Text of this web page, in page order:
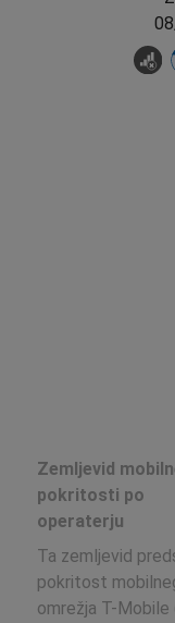
Zemljevid
pokritosti po
operaterju
Ta zemljevid
pokritost
omrežja T-Mobile